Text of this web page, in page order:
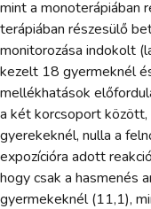
mint a monoterápiában
terápiában részesülő
monitorozása indokolt
kezelt 18 gyermeknél
mellékhatások
a két korcsoport
gyerekeknél, nulla a
expozícióra adott
hogy csak a hasmenés
gyermekeknél (11,1),